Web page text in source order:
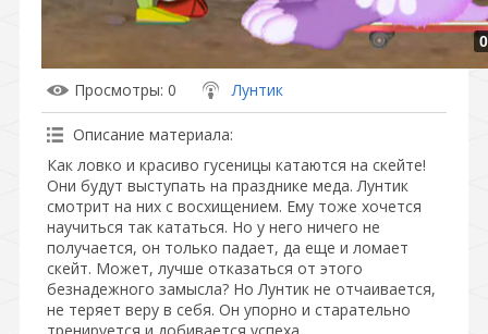
Просмотры: 0 Лунтик
Описание материала:
Как ловко и красиво гусеницы катаются на скейте!
Они будут выступать на празднике меда. Лунтик
смотрит на них с восхищением. Ему тоже хочется
научиться так кататься. Но у него ничего не
получается, он только падает, да еще и ломает
скейт. Может, лучше отказаться от этого
безнадежного замысла? Но Лунтик не отчаивается,
не теряет веру в себя. Он упорно и старательно
тренируется и добивается успеха.